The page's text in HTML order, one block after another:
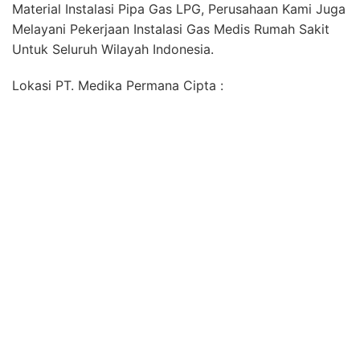
Material Instalasi Pipa Gas LPG, Perusahaan Kami Juga
Melayani Pekerjaan Instalasi Gas Medis Rumah Sakit
Untuk Seluruh Wilayah Indonesia.
Lokasi PT. Medika Permana Cipta :